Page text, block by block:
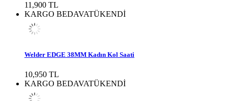
11,900 TL
KARGO BEDAVATÜKENDİ
Welder EDGE 38MM Kadın Kol Saati
10,950 TL
KARGO BEDAVATÜKENDİ